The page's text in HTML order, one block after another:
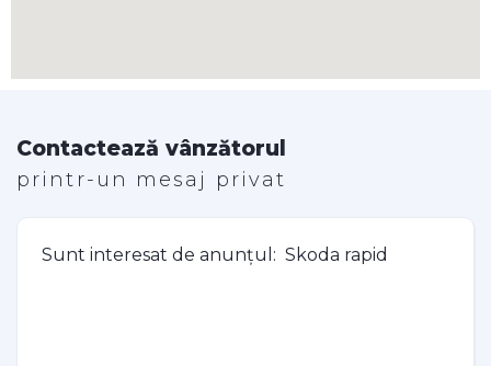
Contactează vânzătorul
printr-un mesaj privat